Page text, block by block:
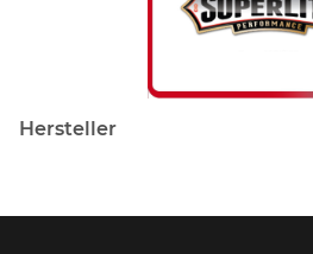
Hersteller